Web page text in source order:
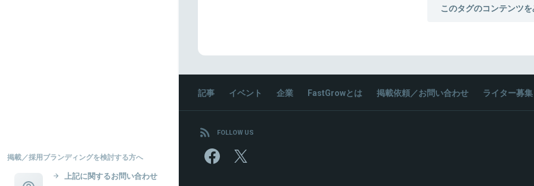
掲載／採用ブランディングを検討する方へ
上記に関するお問い合わせ
このタグのコンテンツ
記事 イベント 企業 FastGrowとは 掲載依頼／お問い合わせ ライター募集
FOLLOW US